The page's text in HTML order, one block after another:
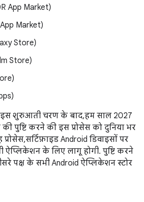
App Market)
Market)
Store)
Store)
इस शुरुआती चरण के बाद, हम साल 2027
पुष्टि करने की इस प्रोसेस को दुनिया भर
सर्टिफ़ाइड Android डिवाइसों पर
ऐप्लिकेशन के लिए लागू होगी. पुष्टि करने
पक्ष के सभी Android ऐप्लिकेशन स्टोर